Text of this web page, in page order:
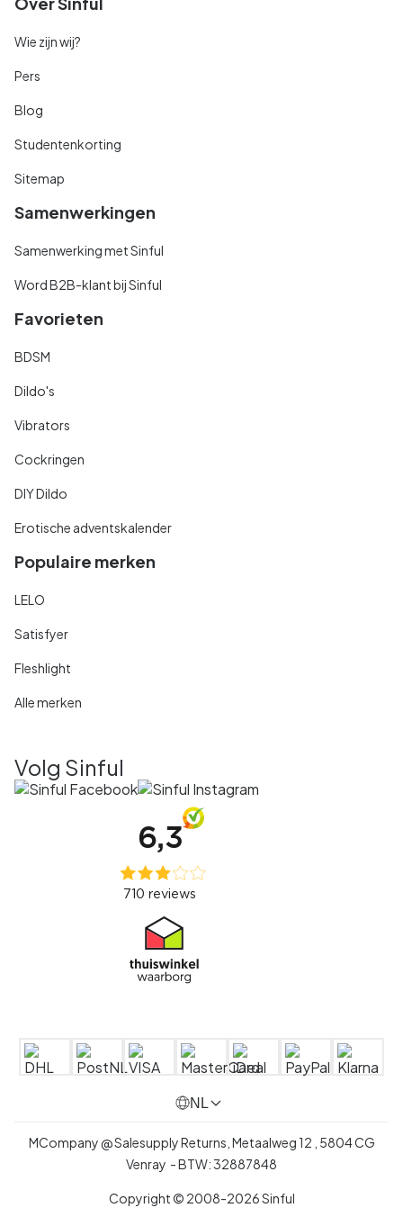
Wie zijn wij?
Pers
Blog
Studentenkorting
Sitemap
Samenwerkingen
Samenwerking met Sinful
Word B2B-klant bij Sinful
Favorieten
BDSM
Dildo's
Vibrators
Cockringen
DIY Dildo
Erotische adventskalender
Populaire merken
LELO
Satisfyer
Fleshlight
Alle merken
Volg Sinful
NL
MCompany @ Salesupply Returns, Metaalweg 12 5804 CG
Venray - BTW:32887848
Copyright © 2008-2026 Sinful